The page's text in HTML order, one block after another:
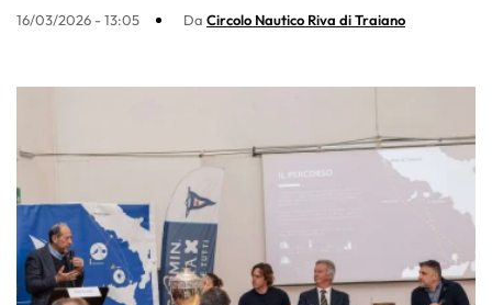
16/03/2026 - 13:05 Da Circolo Nautico Riva di Traiano